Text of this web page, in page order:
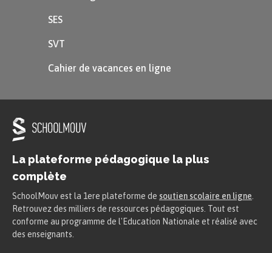
SES
SVT
Cahier de vacances en ligne
La plateforme pédagogique la plus
complète
SchoolMouv est la 1ere plateforme de soutien scolaire en ligne
Retrouvez des milliers de ressources pédagogiques. Tout est
conforme au programme de l'Education Nationale et réalisé avec
des enseignants.